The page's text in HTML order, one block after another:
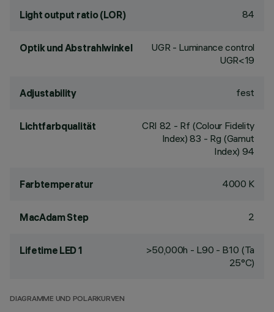
Light output ratio (LOR) 84
Optik und Abstrahlwinkel
UGR - Luminance control
UGR<19
Adjustability fest
Lichtfarbqualität CRI 82 - Rf (Colour Fidelity
Index) 83 - Rg (Gamut
Index) 94
Farbtemperatur 4000 K
MacAdam Step 2
Lifetime LED 1
>50,000h - L90 - B10 (Ta
25°C)
DIAGRAMME UND POLARKURVEN